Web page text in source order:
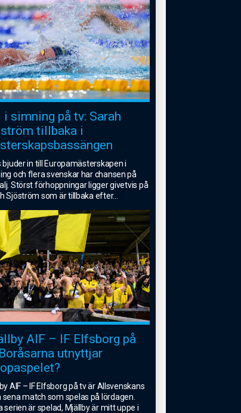
i simning på tv: Sarah
tillbaka i
bjuder in till Europamästerskapen i
och flera svenskar har chansen på
Störst förhoppningar ligger givetvis på
Sjöström som är tillbaka efter...
AIF – IF Elfsborg på
utnyttjar
AIF – IF Elfsborg på tv är Allsvenskans
sena match som spelas på lördagen.
serien är spelad, Mjällby är mitt uppe i